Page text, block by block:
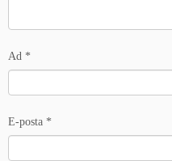
Ad *
E-posta *